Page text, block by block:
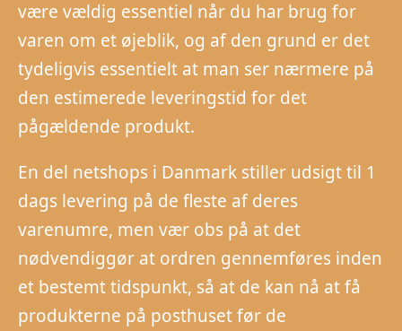
være vældig essentiel når du har brug for
varen om et øjeblik, og af den grund er det
tydeligvis essentielt at man ser nærmere på
den estimerede leveringstid for det
pågældende produkt.
En del netshops i Danmark stiller udsigt til 1
dags levering på de fleste af deres
varenumre, men vær obs på at det
nødvendiggør at ordren gennemføres inden
et bestemt tidspunkt, så at de kan nå at få
produkterne på posthuset før de